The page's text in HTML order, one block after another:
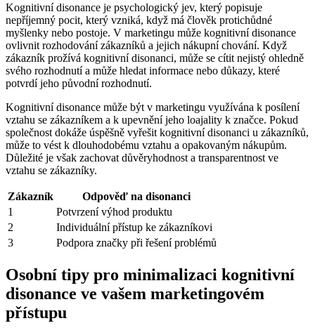
Kognitivní‍ disonance⁣ je psychologický jev,​ který popisuje
nepříjemný ⁢pocit, který vzniká, když má​ člověk protichůdné
⁤myšlenky nebo ⁤postoje. V ⁣marketingu může kognitivní disonance
ovlivnit rozhodování zákazníků a jejich nákupní chování. Když
zákazník prožívá ‌kognitivní disonanci, může⁣ se ⁢cítit nejistý ohledně
⁢svého⁣ rozhodnutí a může⁢ hledat informace nebo důkazy, které
potvrdí jeho​ původní rozhodnutí.
Kognitivní disonance může být‍ v⁢ marketingu využívána ​k posílení
vztahu se zákazníkem ‌a k ⁤upevnění jeho loajality k značce. ⁣Pokud‍
společnost dokáže úspěšně vyřešit kognitivní disonanci u zákazníků,‌
může⁢ to vést k dlouhodobému vztahu a opakovaným nákupům.
Důležité je ⁣však zachovat důvěryhodnost a transparentnost ve
vztahu‍ se zákazníky.
Zákazník
Odpověď na⁢ disonanci
1
Potvrzení výhod produktu
2
Individuální přístup ke zákazníkovi
3
Podpora značky při řešení problémů
Osobní ​tipy pro minimalizaci‍ kognitivní
disonance ve vašem⁣ marketingovém
přístupu